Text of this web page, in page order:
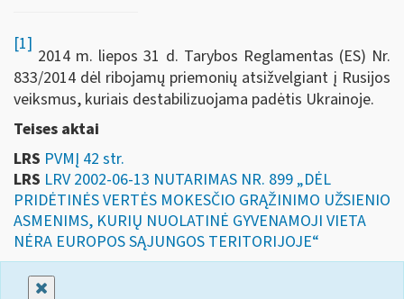
[1]
2014 m. liepos 31 d. Tarybos Reglamentas (ES) Nr.
833/2014 dėl ribojamų priemonių atsižvelgiant į Rusijos
veiksmus, kuriais destabilizuojama padėtis Ukrainoje.
Teises aktai
LRS PVMĮ 42 str.
LRS LRV 2002-06-13 NUTARIMAS NR. 899 „DĖL
PRIDĖTINĖS VERTĖS MOKESČIO GRĄŽINIMO UŽSIENIO
ASMENIMS, KURIŲ NUOLATINĖ GYVENAMOJI VIETA
NĖRA EUROPOS SĄJUNGOS TERITORIJOJE“